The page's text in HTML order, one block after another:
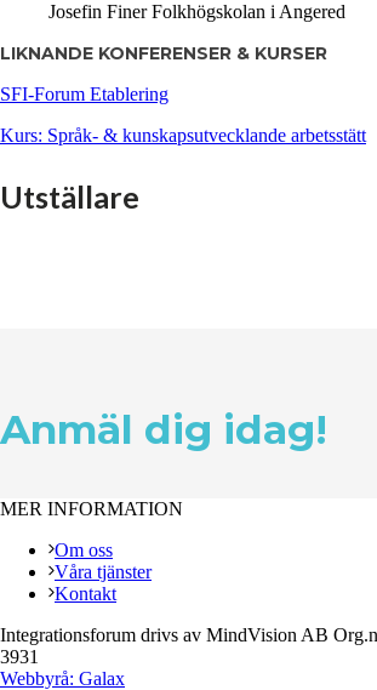
Josefin Finer Folkhögskolan i Angered
LIKNANDE KONFERENSER & KURSER
SFI-Forum Etablering
Kurs: Språk- & kunskapsutvecklande arbetsstätt
Utställare
Anmäl dig idag!
MER INFORMATION
Om oss
Våra tjänster
Kontakt
Integrationsforum drivs av MindVision AB
3931
Webbyrå: Galax